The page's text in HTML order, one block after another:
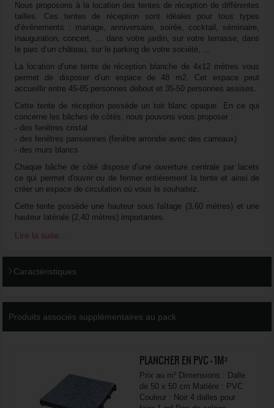
Nous proposons à la location des tentes de réception de différentes
tailles. Ces tentes de réception sont idéales pour tous types
d’événements : mariage, anniversaire, soirée, cocktail, séminaire,
inauguration, concert, … dans votre jardin, sur votre terrasse, dans
le parc d’un château, sur le parking de votre société, ...
La location d’une tente de réception blanche de 4x12 mètres vous
permet de disposer d’un espace de 48 m2. Cet espace peut
accueillir entre 45-85 personnes debout et 35-50 personnes assises.
Cette tente de réception possède un toit blanc opaque. En ce qui
concerne les bâches de côtés, nous pouvons vous proposer :
- des fenêtres cristal
- des fenêtres parisiennes (fenêtre arrondie avec des carreaux)
- des murs blancs
Chaque bâche de côté dispose d’une ouverture centrale par lacets
ce qui permet d'ouvrir ou de fermer entièrement la tente et ainsi de
créer un espace de circulation où vous le souhaitez.
Cette tente possède une hauteur sous faîtage (3,60 mètres) et une
hauteur latérale (2,40 mètres) importantes.
CARACTÉRISTIQUES TECHNIQUES DE LA TENTE DE RÉCEPTION
ARMATURE ET PROFILÉS ALU :
L’assemblage des profilés constituant la structure se fait par
crochetage entre eux. La tente de réception possède une armature
en profilé aluminium de 100x48 mm.
Les bâches de toit sont en PVC souple de 850 g / m² , pelliculée
double face. Elles possèdent le classement anti-feu M2. Ces
dernières viennent se glisser dans l'armature du toit ce qui certifie
une parfaite étanchéité entre chaque travée.
Lire la suite...
Caractéristiques
Produits associés supplémentaires au pack
PLANCHER EN PVC - 1M²
Prix au m² Dimensions : Dalle
de 50 x 50 cm Matière : PVC
Couleur : Noir 4 dalles pour